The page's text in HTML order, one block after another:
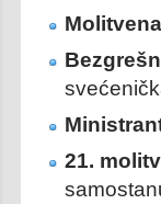
21.